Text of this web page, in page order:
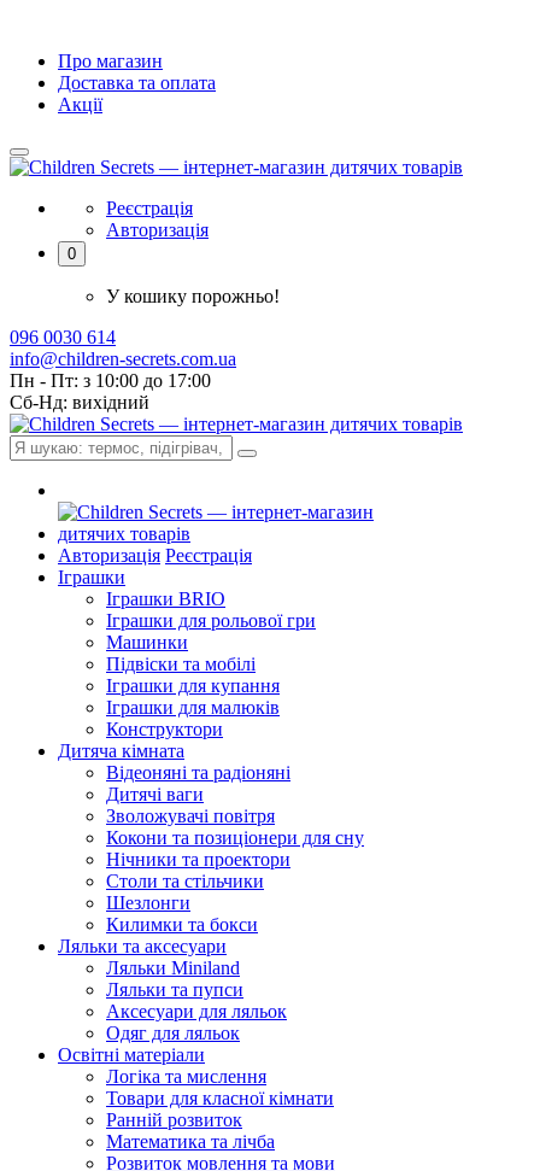
Про магазин
Доставка та оплата
Акції
Реєстрація
Авторизація
0
У кошику порожньо!
096 0030 614
info@children-secrets.com.ua
Пн - Пт: з 10:00 до 17:00
Сб-Нд: вихідний
Авторизація Реєстрація
Іграшки
Іграшки BRIO
Іграшки для рольової гри
Машинки
Підвіски та мобілі
Іграшки для купання
Іграшки для малюків
Конструктори
Дитяча кімната
Відеоняні та радіоняні
Дитячі ваги
Зволожувачі повітря
Кокони та позиціонери для сну
Нічники та проектори
Столи та стільчики
Шезлонги
Килимки та бокси
Ляльки та аксесуари
Ляльки Miniland
Ляльки та пупси
Аксесуари для ляльок
Одяг для ляльок
Освітні матеріали
Логіка та мислення
Товари для класної кімнати
Ранній розвиток
Математика та лічба
Розвиток мовлення та мови